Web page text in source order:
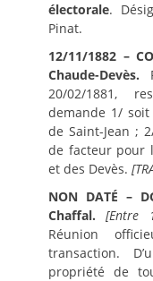
électorale.
Pinat.
12/11/1882 –
Chaude-Devès.
20/02/1881,
demande 1/
de Saint-Jean ;
de facteur pour
et des Devès.
NON DATÉ –
Chaffal.
[Entre
Réunion
transaction.
propriété de